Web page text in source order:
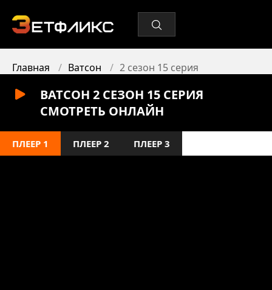
Главная Ватсон 2 сезон 15 серия
ВАТСОН 2 СЕЗОН 15 СЕРИЯ
СМОТРЕТЬ ОНЛАЙН
ПЛЕЕР 1 ПЛЕЕР 2 ПЛЕЕР 3